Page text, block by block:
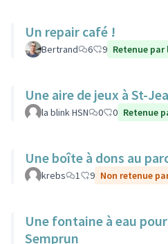
Un repair café !
Bertrand 6 9 Retenue
Une aire de jeux à St-
la blink HSN 0 0 Retenue
Une boîte à dons au
krebs 1 9 Non retenue
Une fontaine à eau
Semprun